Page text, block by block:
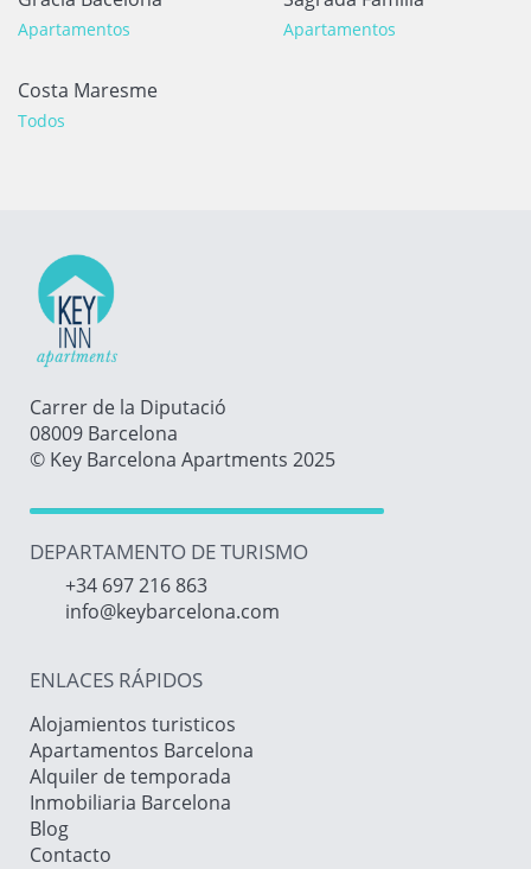
Apartamentos Apartamentos
Costa Maresme
Todos
Carrer de la Diputació
08009 Barcelona
© Key Barcelona Apartments 2025
DEPARTAMENTO DE TURISMO
+34 697 216 863
info@keybarcelona.com
ENLACES RÁPIDOS
Alojamientos turisticos
Apartamentos Barcelona
Alquiler de temporada
Inmobiliaria Barcelona
Blog
Contacto